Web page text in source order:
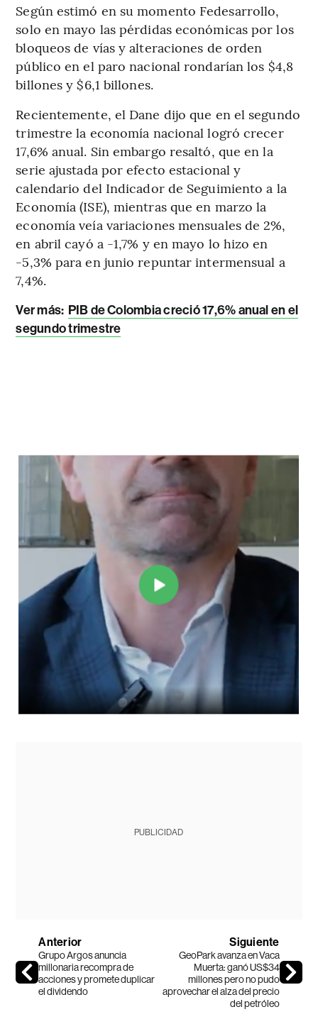
Según estimó en su momento Fedesarrollo,
solo en mayo las pérdidas económicas por los
bloqueos de vías y alteraciones de orden
público en el paro nacional rondarían los $4,8
billones y $6,1 billones.
Recientemente, el Dane dijo que en el segundo
trimestre la economía nacional logró crecer
17,6% anual. Sin embargo resaltó, que en la
serie ajustada por efecto estacional y
calendario del Indicador de Seguimiento a la
Economía (ISE), mientras que en marzo la
economía veía variaciones mensuales de 2%,
en abril cayó a -1,7% y en mayo lo hizo en
-5,3% para en junio repuntar intermensual a
7,4%.
Ver más: PIB de Colombia creció 17,6% anual en el
segundo trimestre
PUBLICIDAD
Anterior
Grupo Argos anuncia
millonaria recompra de
acciones y promete duplicar
el dividendo
Siguiente
GeoPark avanza en Vaca
Muerta: ganó US$34
millones pero no pudo
aprovechar el alza del precio
del petróleo